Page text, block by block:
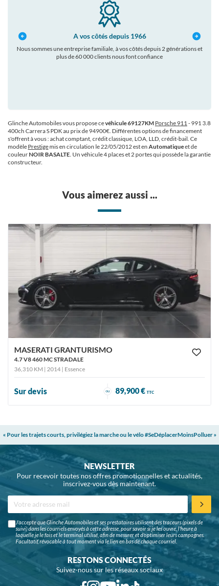
A vos côtés depuis 1966
Nous sommes une entreprise familiale, à vos côtés depuis 2 générations et
plus de 60 000 clients nous font confiance
Glinche Automobiles vous propose cevéhicule 69127KM Porsche 911- 991 3.8
400ch Carrera S PDK au prix de 94900€. Différentes options de financement
s'offrent à vous : achat comptant, crédit classique, LOA, LLD, crédit-bail. Ce
modèle Prestigemis en circulation le 22/05/2012 est en Automatiqueet de
couleurNOIR BASALTE. Un véhicule 4 places et 2 portes qui possède la garantie
constructeur.
Vous aimerez aussi ...
MASERATI GRANTURISMO
4.7 V8 460 MC STRADALE
36,310 KM | 2014 | Essence
Sur devis ou 89,900 € TTC
« Pour les trajets courts, privilégiez la marche ou le vélo #SeDéplacerMoinsPolluer »
NEWSLETTER
Pour recevoir toutes nos offres promotionnelles et actualités,
inscrivez-vous dès maintenant.
J'accepte que Glinche Automobiles et ses prestataires utilisent des traceurs (pixels de
suivi) dans les courriels envoyés à cette adresse, pour savoir si je les ouvre, l'heure à
laquelle je le fais et le terminal utilisé, afin de mesurer et d'optimiser leurs campagnes.
Facultatif, révocable à tout moment via le lien en bas de chaque courriel.
RESTONS CONNECTÉS
Suivez-nous sur les réseaux sociaux